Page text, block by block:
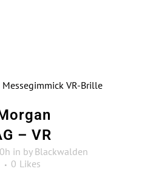
– VR
in by Blackwalden
0 Likes